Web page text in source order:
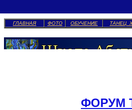
ГЛАВНАЯ ФОТО ОБУЧЕНИЕ ТАНЕЦ
ФОРУМ